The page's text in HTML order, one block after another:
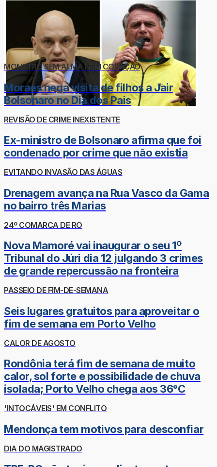
MONSTRO SEM ALMA NEM CORAÇÃO
Moraes nega visita de filhos a Jair
Bolsonaro no Dia dos Pais
REVISÃO DE CRIME INEXISTENTE
Ex-ministro de Bolsonaro afirma que foi
condenado por crime que não existia
EVITANDO INVASÃO DAS ÁGUAS
Drenagem avança na Rua Vasco da Gama
no bairro três Marias
24º COMARCA DE RO
Nova Mamoré vai inaugurar o seu 1º
Tribunal do Júri dia 12 julgando 3 crimes
de grande repercussão na fronteira
PASSEIO DE FIM-DE-SEMANA
Seis lugares gratuitos para aproveitar o
fim de semana em Porto Velho
CALOR DE AGOSTO
Rondônia terá fim de semana de muito
calor, sol forte e possibilidade de chuva
isolada; Porto Velho chega aos 36°C
'INTOCÁVEIS' EM CONFLITO
Mendonça tem motivos para desconfiar
DIA DO MAGISTRADO